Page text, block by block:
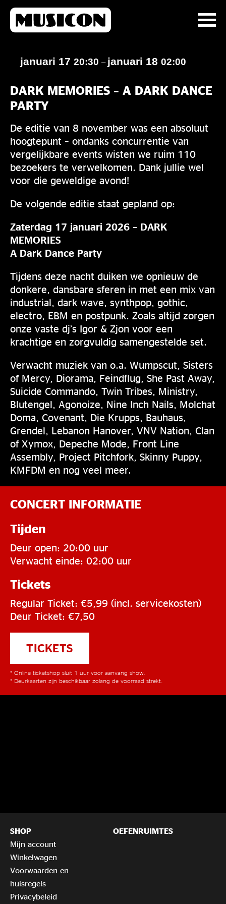
januari 17 20:30 – januari 18 02:00
DARK MEMORIES – A DARK DANCE
PARTY
De editie van 8 november was een absoluut
hoogtepunt – ondanks concurrentie van
vergelijkbare events wisten we ruim 110
bezoekers te verwelkomen. Dank jullie wel
voor die geweldige avond!
De volgende editie staat gepland op:
Zaterdag 17 januari 2026 – DARK
MEMORIES
A Dark Dance Party
Tijdens deze nacht duiken we opnieuw de
donkere, dansbare sferen in met een mix van
industrial, dark wave, synthpop, gothic,
electro, EBM en postpunk. Zoals altijd zorgen
onze vaste dj’s Igor & Zjon voor een
krachtige en zorgvuldig samengestelde set.
Verwacht muziek van o.a. Wumpscut, Sisters
of Mercy, Diorama, Feindflug, She Past Away,
Suicide Commando, Twin Tribes, Ministry,
Blutengel, Agonoize, Nine Inch Nails, Molchat
Doma, Covenant, Die Krupps, Bauhaus,
Grendel, Lebanon Hanover, VNV Nation, Clan
of Xymox, Depeche Mode, Front Line
Assembly, Project Pitchfork, Skinny Puppy,
KMFDM en nog veel meer.
CONCERT INFORMATIE
Tijden
Deur open: 20:00 uur
Verwacht einde: 02:00 uur
Tickets
Regular Ticket: €5,99 (incl. servicekosten)
Deur Ticket: €7,50
TICKETS
* Online ticketshop sluit 1 uur voor aanvang show.
* Deurkaarten zijn beschikbaar zolang de voorraad strekt.
SHOP
Mijn account
Winkelwagen
Voorwaarden en
huisregels
Privacybeleid
OEFENRUIMTES